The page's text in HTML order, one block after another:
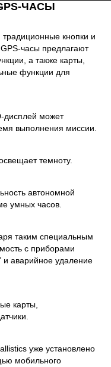
ЧАСЫ
кнопки и
часы предлагают
а также карты,
функции для
дисплей может
выполнения миссии.
темноту.
автономной
умных часов.
таким специальным
с приборами
и аварийное удаление
карты,
уже установлено
мобильного